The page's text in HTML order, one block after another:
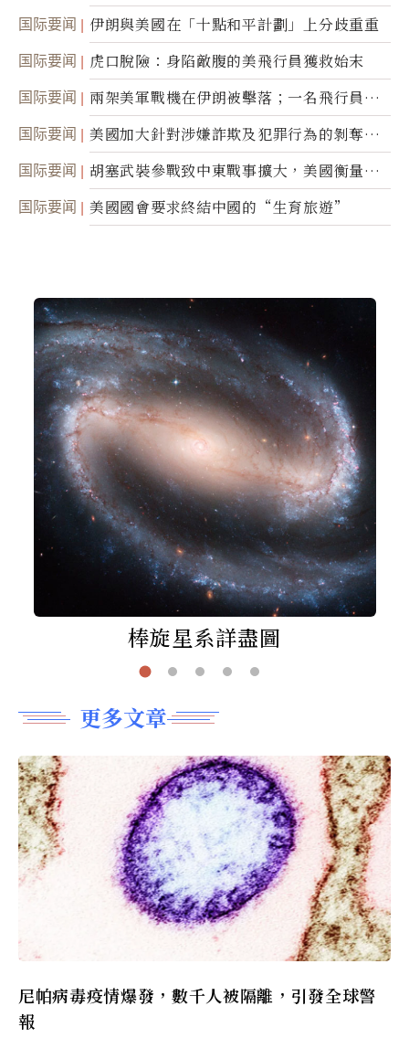
間接技術轉讓
国际要闻 伊朗與美國在「十點和平計劃」上分歧重重
国际要闻 虎口脫險：身陷敵腹的美飛行員獲救始末
国际要闻
兩架美軍戰機在伊朗被擊落；一名飛行員失
蹤
国际要闻
美國加大針對涉嫌詐欺及犯罪行為的剝奪公
民權力度
国际要闻
胡塞武裝參戰致中東戰事擴大，美國衡量地
面入侵的可能性
国际要闻 美國國會要求終結中國的“生育旅遊”
棒旋星系詳盡圖
更多文章
尼帕病毒疫情爆發，數千人被隔離，引發全球警
報